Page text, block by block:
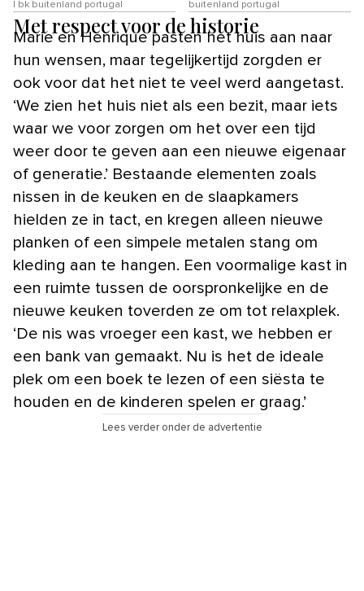
| bk buitenland portugal
buitenland portugal
Met respect voor de historie
Marie en Henrique pasten het huis aan naar
hun wensen, maar tegelijkertijd zorgden er
ook voor dat het niet te veel werd aangetast.
‘We zien het huis niet als een bezit, maar iets
waar we voor zorgen om het over een tijd
weer door te geven aan een nieuwe eigenaar
of generatie.’ Bestaande elementen zoals
nissen in de keuken en de slaapkamers
hielden ze in tact, en kregen alleen nieuwe
planken of een simpele metalen stang om
kleding aan te hangen. Een voormalige kast in
een ruimte tussen de oorspronkelijke en de
nieuwe keuken toverden ze om tot relaxplek.
‘De nis was vroeger een kast, we hebben er
een bank van gemaakt. Nu is het de ideale
plek om een boek te lezen of een siësta te
houden en de kinderen spelen er graag.’
Lees verder onder de advertentie